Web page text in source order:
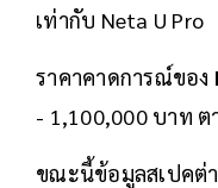
เท่ากับ Neta U Pro
ราคาคาดการณ์ของ
- 1,100,000 บาท
ขณะนี้ข้อมูลสเปคต่า